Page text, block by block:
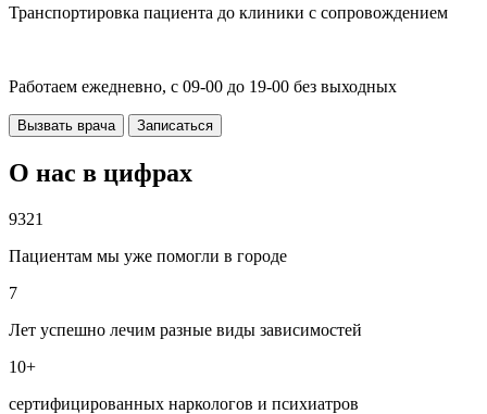
Транспортировка пациента до клиники с сопровождением
Работаем ежедневно, с 09-00 до 19-00 без выходных
Вызвать врача Записаться
О нас в цифрах
9321
Пациентам мы уже помогли в городе
7
Лет успешно лечим разные виды зависимостей
10+
сертифицированных наркологов и психиатров